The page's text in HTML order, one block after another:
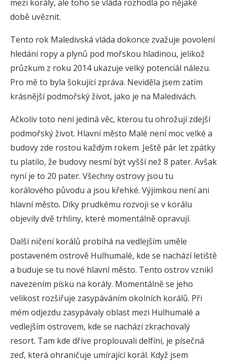
mezi korály, ale toho se vláda rozhodla po nějaké
době uvěznit.
Tento rok Maledivská vláda dokonce zvažuje povolení
hledání ropy a plynů pod mořskou hladinou, jelikož
průzkum z roku 2014 ukazuje velký potenciál nálezu.
Pro mě to byla šokující zpráva. Neviděla jsem zatím
krásnější podmořský život, jako je na Maledivách.
Ačkoliv toto není jediná věc, kterou tu ohrožují zdejší
podmořský život. Hlavní město Malé není moc velké a
budovy zde rostou každým rokem. Ještě pár let zpátky
tu platilo, že budovy nesmí být vyšší než 8 pater. Avšak
nyní je to 20 pater. Všechny ostrovy jsou tu
korálového původu a jsou křehké. Výjimkou není ani
hlavní město. Díky prudkému rozvoji se v korálu
objevily dvě trhliny, které momentálně opravují.
Další ničení korálů probíhá na vedlejším uměle
postaveném ostrově Hulhumalé, kde se nachází letiště
a buduje se tu nové hlavní město. Tento ostrov vznikl
navezením písku na korály. Momentálně se jeho
velikost rozšiřuje zasypáváním okolních korálů. Při
mém odjezdu zasypávaly oblast mezi Hulhumalé a
vedlejším ostrovem, kde se nachází zkrachovalý
resort. Tam kde dříve proplouvali delfíni, je písečná
zeď, která ohraničuje umírající korál. Když jsem